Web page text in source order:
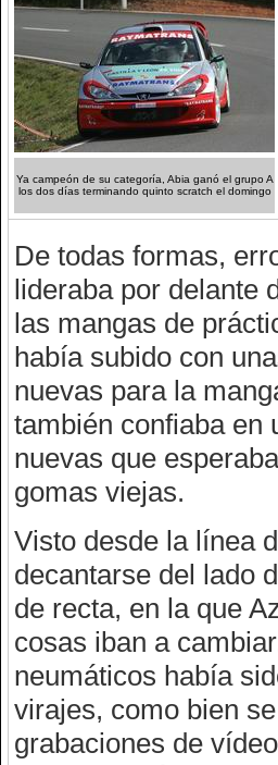
Ya campeón de su categoría, Abia ganó el grupo A
los dos días terminando quinto scratch el domingo
De todas formas,
lideraba por delante
las mangas de
había subido con
nuevas para la
también confiaba en
nuevas que
gomas viejas.
Visto desde la línea
decantarse del lado
de recta, en la que
cosas iban a
neumáticos había
virajes, como bien
grabaciones de